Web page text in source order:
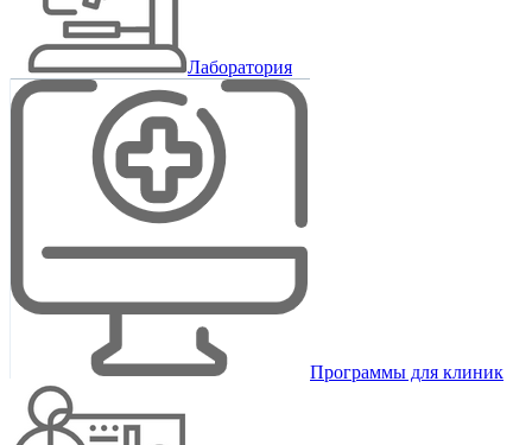
Лаборатория
Программы для клиник